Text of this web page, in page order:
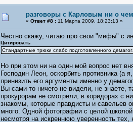
разговоры с Карловым ни о
« Ответ #8 :11 Марта 2009, 18:23:13 »
Честно скажу, читаю про свои "мифы" с
Цитировать
Стандартные трюки слабо подготовленного
Но при этом ни на один мой вопрос нет
Господин Леон, оскорбить противника (а
принизить его аргументы именно у
Вы сами-то ничего не видели, не знаете,
прокурорам не смотрели, в коридорах с
знакомы, которые правдисты и савельев
много. Одной фотографии с целой
несмотря на искреннюю уверенность